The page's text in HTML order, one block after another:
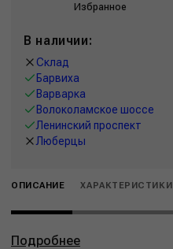
Избранное
В наличии:
Склад
Барвиха
Варварка
Волоколамское шоссе
Ленинский проспект
Люберцы
ОПИСАНИЕ ХАРАКТЕРИСТИКИ
Подробнее